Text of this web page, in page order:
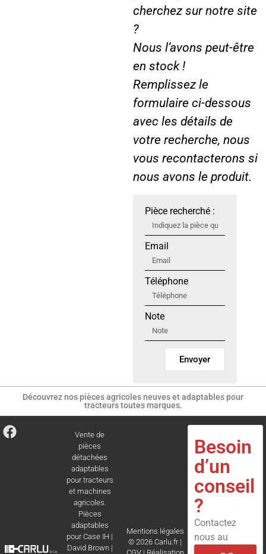
cherchez sur notre site
?
Nous l’avons peut-être
en stock !
Remplissez le
formulaire ci-dessous
avec les détails de
votre recherche, nous
vous recontacterons si
nous avons le produit.
Pièce recherché :
Email
Téléphone
Note
Envoyer
Découvrez nos pièces agricoles neuves et adaptables pour
tracteurs toutes marques.
Vente de
pièces
détachées
adaptables
pour tracteurs
et machines
agricoles.
Pièces
adaptables
pourCase IH |
David Brown|
Mentions légales
© 2026 Carlu.fr |
Besoin
d’un
conseil
?
Contactez
nous au